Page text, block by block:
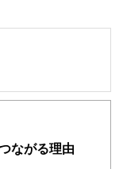
関する記事を、日々
りやすく発信していま
ながる理由